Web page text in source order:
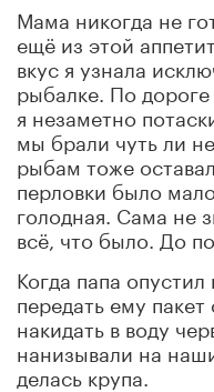
Мама никогда не
ещё из этой
вкус я узнала
рыбалке. По
я незаметно
мы брали чуть ли
рыбам тоже
перловки было
голодная. Сама не
всё, что было. До
Когда папа
передать ему
накидать в воду
нанизывали на
делась крупа.